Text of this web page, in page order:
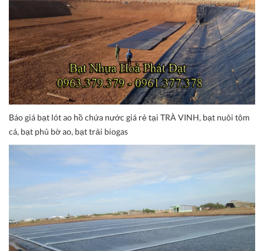
Báo giá bạt lót ao hồ chứa nước giá rẻ tại TRÀ VINH, bạt nuôi tôm
cá, bạt phủ bờ ao, bạt trải biogas